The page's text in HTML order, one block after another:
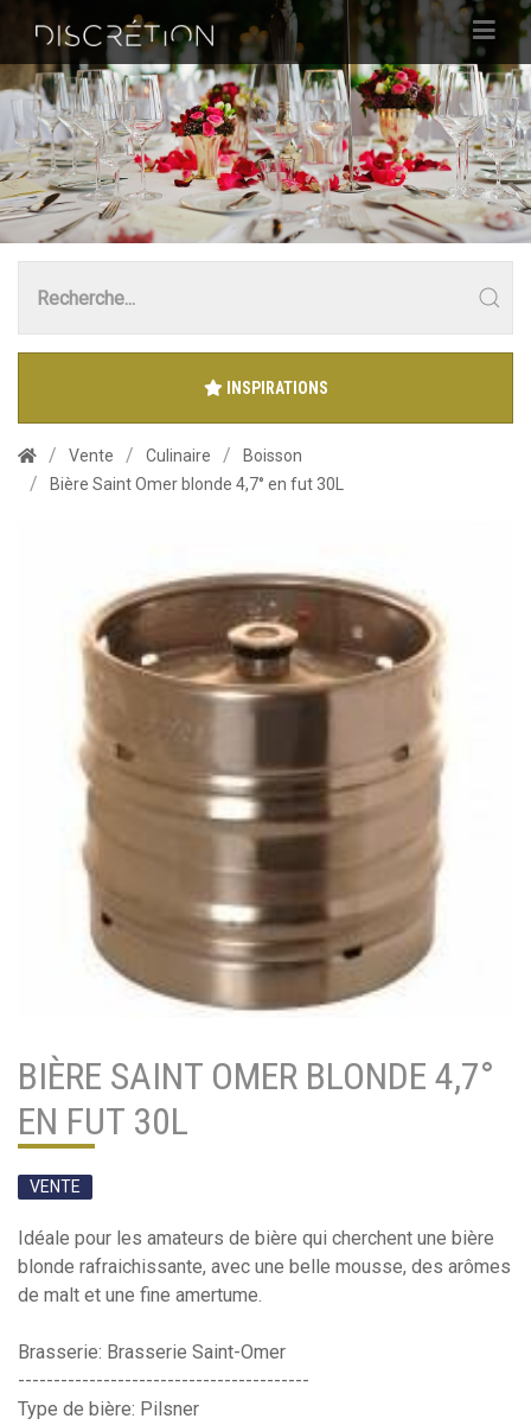
INSPIRATIONS
Vente Culinaire
Boisson
Bière Saint Omer blonde 4,7° en fut 30L
BIÈRE SAINT OMER BLONDE 4,7°
EN FUT 30L
VENTE
Idéale pour les amateurs de bière qui cherchent une bière
blonde rafraichissante, avec une belle mousse, des arômes
de malt et une fine amertume.
Brasserie: Brasserie Saint-Omer
-----------------------------------------
Type de bière: Pilsner